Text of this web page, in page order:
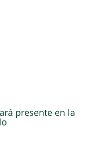
presente en la